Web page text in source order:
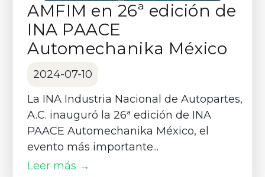
AMFIM en 26ª edición de
INA PAACE
Automechanika México
2024-07-10
La INA Industria Nacional de Autopartes,
A.C. inauguró la 26ª edición de INA
PAACE Automechanika México, el
evento más importante...
Leer más →